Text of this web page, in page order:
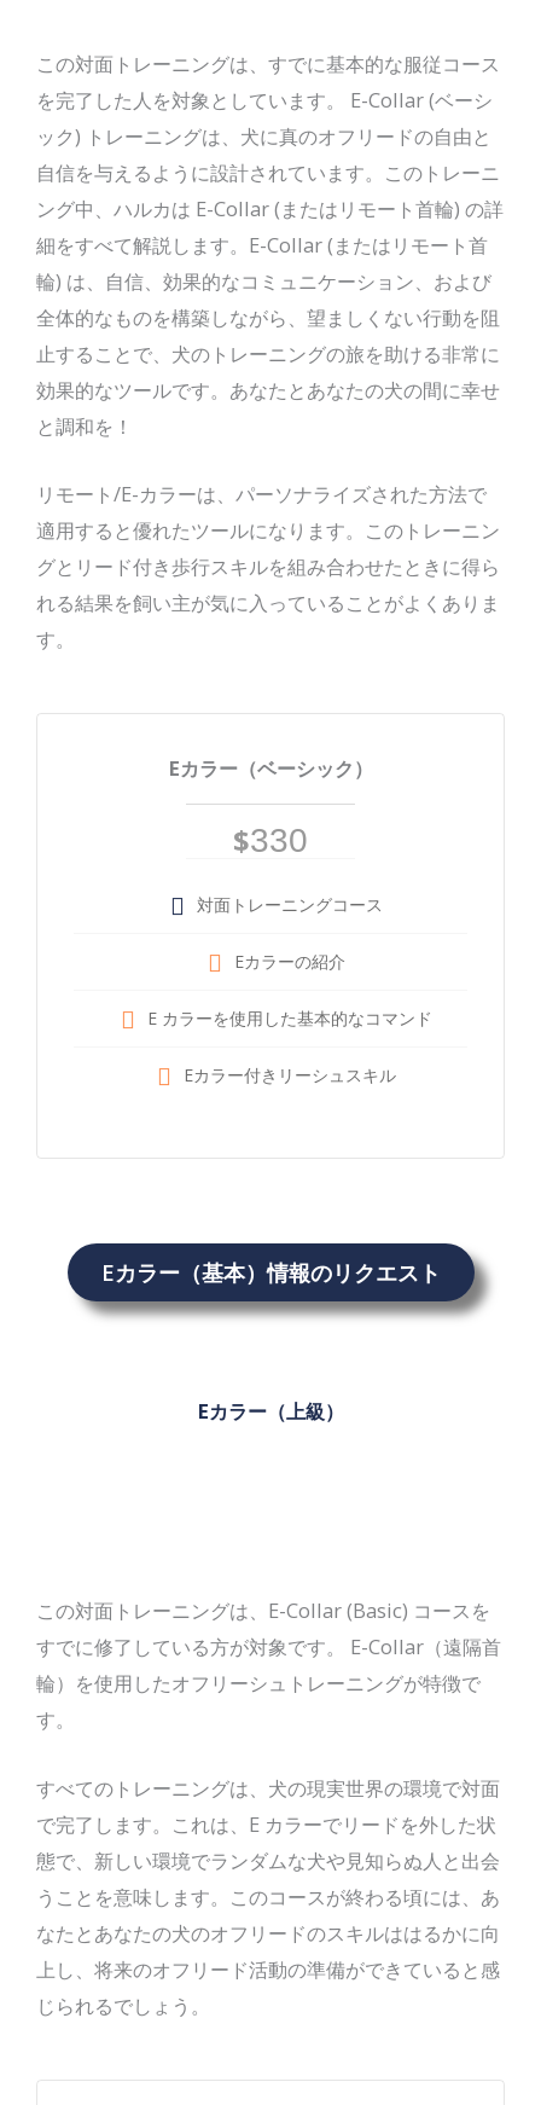
この対面トレーニングは、すでに基本的な服従コース
を完了した人を対象としています。 E-Collar (ベーシ
ック) トレーニングは、犬に真のオフリードの自由と
自信を与えるように設計されています。このトレーニ
ング中、ハルカは E-Collar (またはリモート首輪) の詳
細をすべて解説します。E-Collar (またはリモート首
輪) は、自信、効果的なコミュニケーション、および
全体的なものを構築しながら、望ましくない行動を阻
止することで、犬のトレーニングの旅を助ける非常に
効果的なツールです。あなたとあなたの犬の間に幸せ
と調和を！
リモート/E-カラーは、パーソナライズされた方法で
適用すると優れたツールになります。このトレーニン
グとリード付き歩行スキルを組み合わせたときに得ら
れる結果を飼い主が気に入っていることがよくありま
す。
Eカラー（ベーシック）
$330
対面トレーニングコース
Eカラーの紹介
E カラーを使用した基本的なコマンド
Eカラー付きリーシュスキル
Eカラー（基本）情報のリクエスト
Eカラー（上級）
この対面トレーニングは、E-Collar (Basic) コースを
すでに修了している方が対象です。 E-Collar（遠隔首
輪）を使用したオフリーシュトレーニングが特徴で
す。
すべてのトレーニングは、犬の現実世界の環境で対面
で完了します。これは、E カラーでリードを外した状
態で、新しい環境でランダムな犬や見知らぬ人と出会
うことを意味します。このコースが終わる頃には、あ
なたとあなたの犬のオフリードのスキルははるかに向
上し、将来のオフリード活動の準備ができていると感
じられるでしょう。